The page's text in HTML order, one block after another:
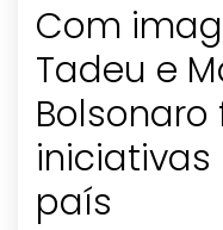
Com
Tadeu e
país